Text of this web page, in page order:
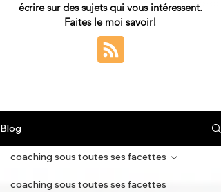
écrire sur des sujets qui vous intéressent.
Faites le moi savoir!
Blog
coaching sous toutes ses facettes
coaching sous toutes ses facettes